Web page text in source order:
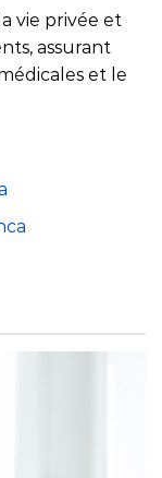
vie privée et
assurant
et le